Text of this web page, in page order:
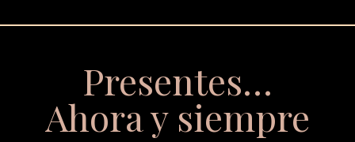
Presentes…
Ahora y siempre